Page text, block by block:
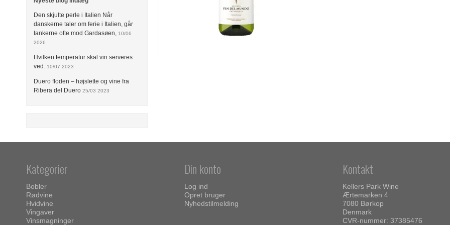
Den skjulte perle i Italien Når
danskerne taler om ferie i Italien, går
tankerne ofte mod Gardasøen, 10/06
2026
Hvilken temperatur skal vin serveres
ved. 10/07 2023
Duero floden – højslette og vine fra
Ribera del Duero 25/03 2023
Kategorier
Bobler
Rødvine
Hvidvine
Vingaver
Vinsmagninger
Din konto
Log ind
Opret bruger
Nyhedstilmelding
Kontakt
Kellers Park Wine
Ærtemarken 4
7080 Børkop
Denmark
CVR-nummer: 37385476